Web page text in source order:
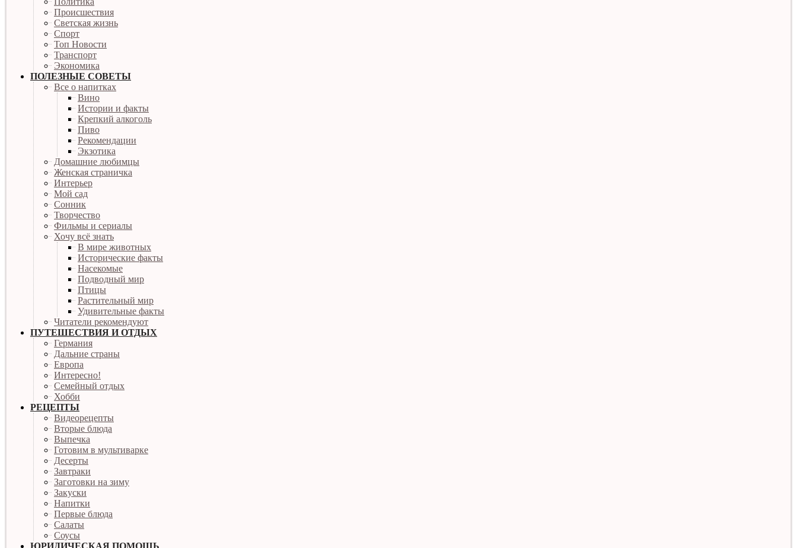
Происшествия
Светская жизнь
Спорт
Топ Новости
Транспорт
Экономика
ПОЛЕЗНЫЕ СОВЕТЫ
Все о напитках
Вино
Истории и факты
Крепкий алкоголь
Пиво
Рекомендации
Экзотика
Домашние любимцы
Женская страничка
Интерьер
Мой сад
Сонник
Творчество
Фильмы и сериалы
Хочу всё знать
В мире животных
Исторические факты
Насекомые
Подводный мир
Птицы
Растительный мир
Удивительные факты
Читатели рекомендуют
ПУТЕШЕСТВИЯ И ОТДЫХ
Германия
Дальние страны
Европа
Интересно!
Семейный отдых
Хобби
РЕЦЕПТЫ
Видеорецепты
Вторые блюда
Выпечка
Готовим в мультиварке
Десерты
Завтраки
Заготовки на зиму
Закуски
Напитки
Первые блюда
Салаты
Соусы
ЮРИДИЧЕСКАЯ ПОМОЩЬ